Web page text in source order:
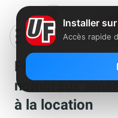
Free
nombreux
à la location
Installer
Accès rapide